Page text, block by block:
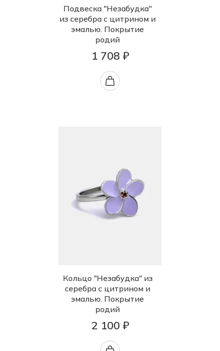
Подвеска "Незабудка"
из серебра с цитрином и
эмалью. Покрытие
родий
1 708 ₽
Кольцо "Незабудка" из
серебра с цитрином и
эмалью. Покрытие
родий
2 100 ₽